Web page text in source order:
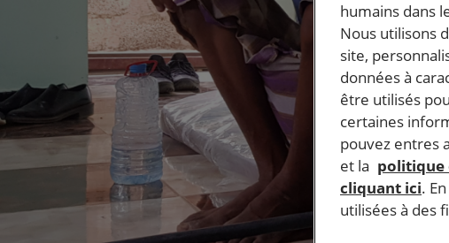
humains dans
Nous utilisons
site,
données à
être utilisés
certaines
pouvez entres
et la politique
cliquant ici.
utilisées à des